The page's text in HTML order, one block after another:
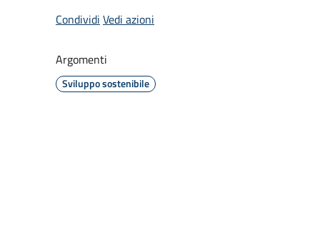
Condividi Vedi azioni
Argomenti
Sviluppo sostenibile